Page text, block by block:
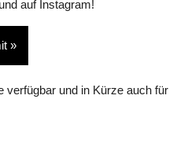
auf Instagram!
»
verfügbar und in Kürze auch für